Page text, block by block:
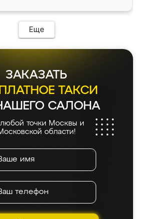
Еще
ЗАКАЗАТЬ
ТАКСИ
САЛОНА
точки Москвы и
области!